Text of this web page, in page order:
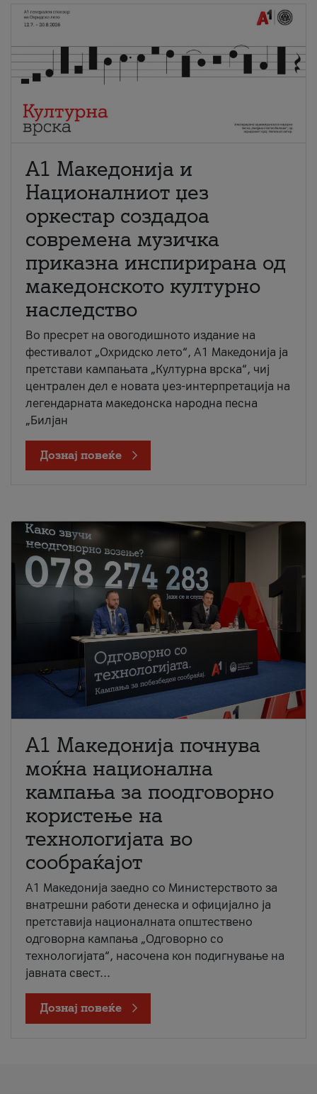
А1 Македонија и
Националниот џез
оркестар создадоа
современа музичка
приказна инспирирана од
македонското културно
наследство
Во пресрет на овогодишното издание на
фестивалот „Охридско лето“, А1 Македонија ја
претстави кампањата „Културна врска“, чиј
централен дел е новата џез-интерпретација на
легендарната македонска народна песна
„Билјан
Дознај повеќе
A1 Македонија почнува
моќна национална
кампања за поодговорно
користење на
технологијата во
сообраќајот
A1 Македонија заедно со Министерството за
внатрешни работи денеска и официјално ја
претставија националната општествено
одговорна кампања „Одговорно со
технологијата“, насочена кон подигнување на
јавната свест...
Дознај повеќе